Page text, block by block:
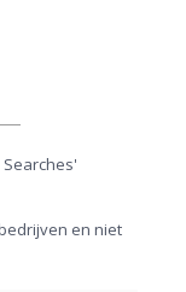
en niet